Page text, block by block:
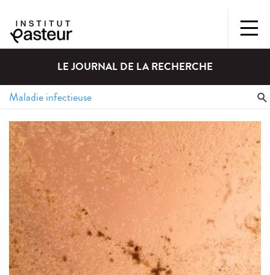
LE JOURNAL DE LA RECHERCHE